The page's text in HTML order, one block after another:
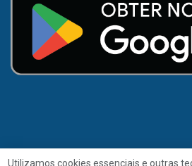
Utilizamos cookies essenciais e outras